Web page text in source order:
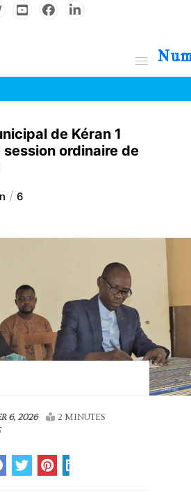
de Kéran 1
session ordinaire de
6
6, 2026
2 MINUTES